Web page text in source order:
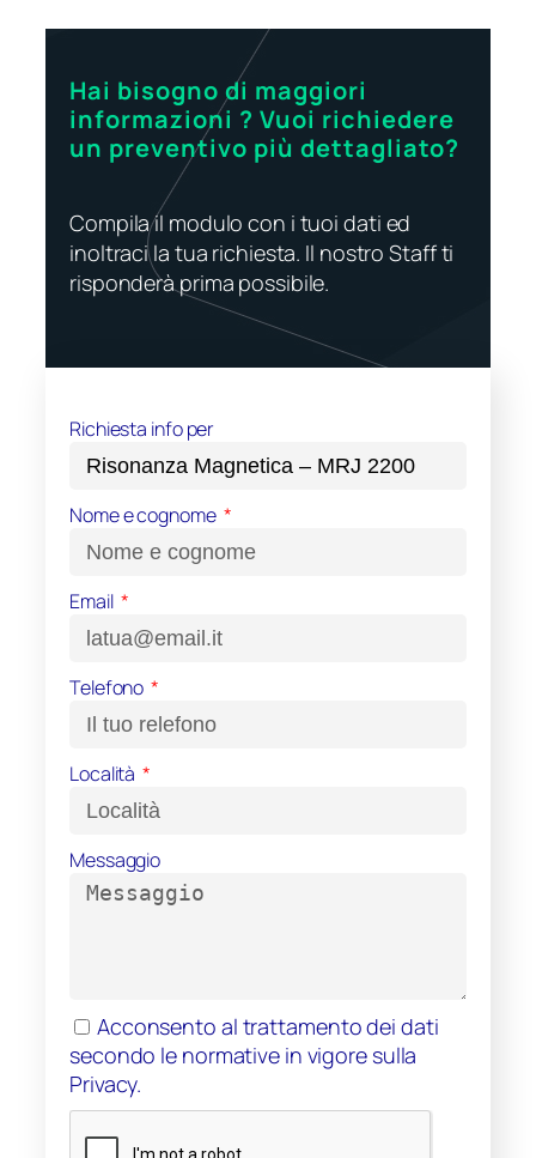
Richiesta info per
Nome e cognome
Email
Telefono
Località
Messaggio
Acconsento al trattamento dei dati
secondo le normative in vigore sulla
Privacy.
Hai bisogno di maggiori
informazioni ? Vuoi richiedere
un preventivo più dettagliato?
Compila il modulo con i tuoi dati ed
inoltraci la tua richiesta. Il nostro Staff ti
risponderà prima possibile.